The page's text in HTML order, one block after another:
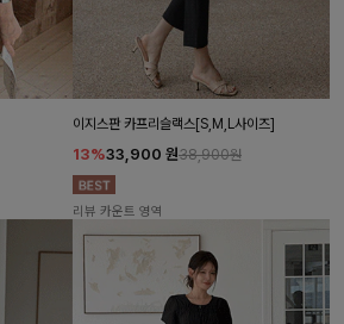
이지스판 카프리슬랙스[S,M,L사이즈]
13%33,900 원38,900원
리뷰 카운트 영역